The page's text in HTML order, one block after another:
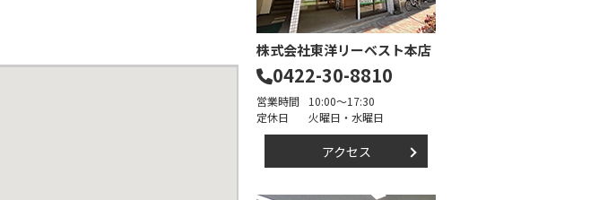
株式会社東洋リーベスト本店
0422-30-8810
営業時間
10:00～17:30
定休日
火曜日・水曜日
アクセス